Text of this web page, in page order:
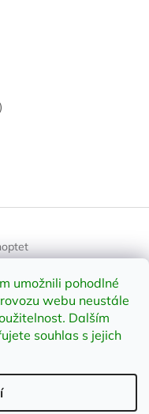
umožnili pohodlné
webu neustále
. Dalším
souhlas s jejich
práva vyhrazena.